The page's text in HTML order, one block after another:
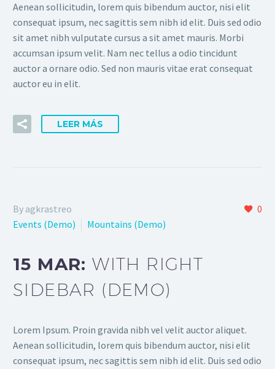
Aenean sollicitudin, lorem quis bibendum auctor, nisi elit
consequat ipsum, nec sagittis sem nibh id elit. Duis sed odio
sit amet nibh vulputate cursus a sit amet mauris. Morbi
accumsan ipsum velit. Nam nec tellus a odio tincidunt
auctor a ornare odio. Sed non mauris vitae erat consequat
auctor eu in elit.
LEER MÁS
0
By agkrastreo
Events (Demo)
Mountains (Demo)
15 MAR:WITH RIGHT
SIDEBAR (DEMO)
Lorem Ipsum. Proin gravida nibh vel velit auctor aliquet.
Aenean sollicitudin, lorem quis bibendum auctor, nisi elit
consequat ipsum, nec sagittis sem nibh id elit. Duis sed odio